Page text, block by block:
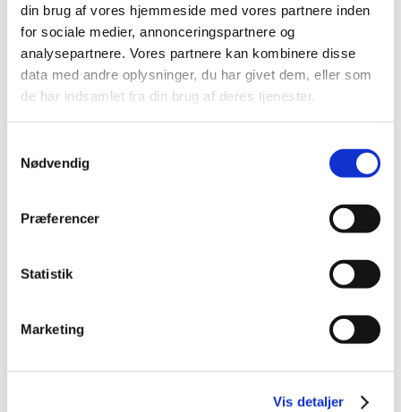
din brug af vores hjemmeside med vores partnere inden
for sociale medier, annonceringspartnere og
analysepartnere. Vores partnere kan kombinere disse
data med andre oplysninger, du har givet dem, eller som
de har indsamlet fra din brug af deres tjenester.
Nødvendig
Præferencer
Statistik
Marketing
Vis detaljer
4,5 l/ø 28cm
DKK 59,95
DKK 47,20 ekskl. moms
Køb nu